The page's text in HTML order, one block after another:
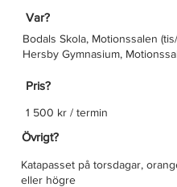
Var?
Bodals Skola, Motionssalen
Hersby Gymnasium,
Pris?
1 500 kr / termin
Övrigt?
Katapasset på torsdagar,
eller högre